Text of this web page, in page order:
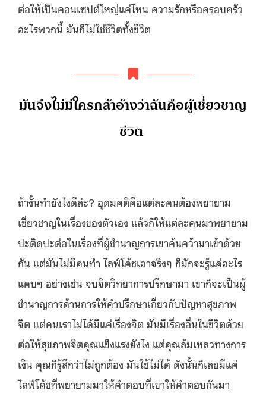
ต่อให้เป็นคอนเซปต์ใหญ่แค่ไหน ความรักหรือครอบครัว
อะไรพวกนี้ มันก็ไม่ใช่ชีวิตทั้งชีวิต
มันจึงไม่มีใครกล้าอ้างว่าฉันคือผู้เชี่ยวชาญ
ชีวิต
ถ้างั้นทำยังไงดีล่ะ? อุดมคติคือแต่ละคนต้องพยายาม
เชี่ยวชาญในเรื่องของตัวเอง แล้วก็ให้แต่ละคนมาพยายาม
ปะติดปะต่อในเรื่องที่ผู้ชำนาญการเขาค้นคว้ามาเข้าด้วย
กัน แต่มันไม่มีคนทำ ไลฟ์โค้ชเอาจริงๆ ก็มักจะรู้แค่อะไร
แคบๆ อย่างเช่น จบจิตวิทยาการปรึกษามา เขาก็จะเป็นผู้
ชำนาญการด้านการให้คำปรึกษาเกี่ยวกับปัญหาสุขภาพ
จิต แต่คนเราไม่ได้มีแค่เรื่องจิต มันมีเรื่องอื่นในชีวิตด้วย
ต่อให้สุขภาพจิตคุณแข็งแรงยังไง แต่คุณล้มเหลวทางการ
เงิน คุณก็รู้สึกว่าไม่ถูกต้อง มันใช้ไม่ได้ ดังนั้นก็เลยมีแค่
ไลฟ์โค้ชที่พยายามมาให้คำตอบที่เขาให้คำตอบกันมา